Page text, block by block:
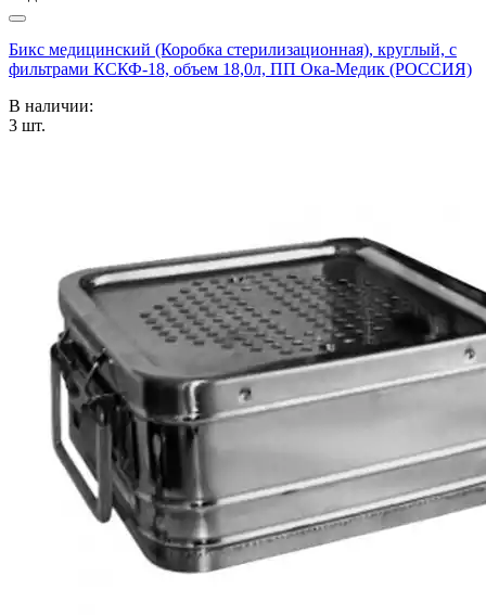
Бикс медицинский (Коробка стерилизационная), круглый, с
фильтрами КСКФ-18, объем 18,0л, ПП Ока-Медик (РОССИЯ)
В наличии:
3 шт.